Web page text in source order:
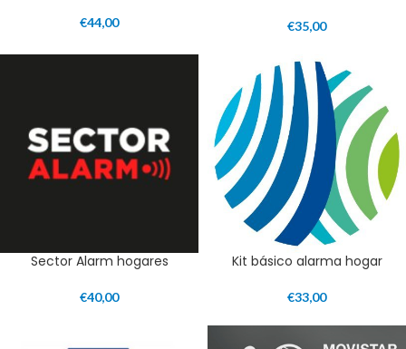
€44,00 €35,00
Sector Alarm hogares
€40,00
Kit básico alarma hogar
€33,00